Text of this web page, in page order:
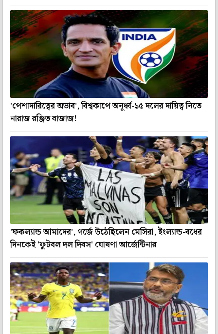
'পেশাদারিত্বের অভাব', বিশ্বকাপে অনূর্ধ্ব-১৫ দলের দায়িত্ব নিতে
নারাজ রঞ্জিত বাজাজ!
'ফকল্যান্ড আমাদের', গর্জে উঠেছিলেন মেসিরা, ইংল্যান্ড-বধের
দিনকেই 'ফুটবল দল দিবস' ঘোষণা আর্জেন্টিনার